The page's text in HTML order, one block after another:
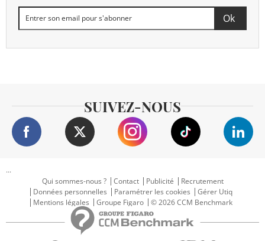
SUIVEZ-NOUS
...
Qui sommes-nous ?
Contact Publicité
Recrutement
Données personnelles
Paramétrer les cookies
Gérer Utiq
Mentions légales
Groupe Figaro © 2026 CCM Benchmark